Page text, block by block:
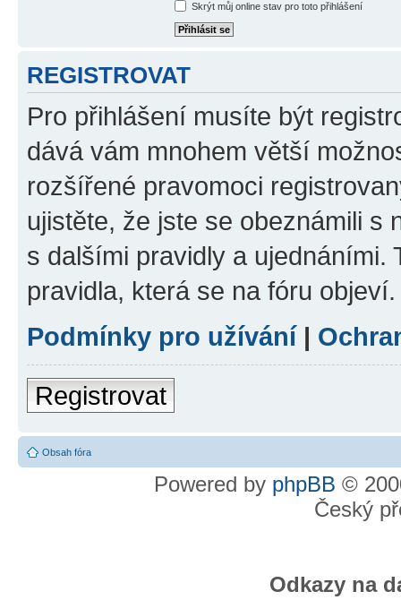
Skrýt můj online stav pro toto přihlášení
REGISTROVAT
Pro přihlášení musíte být
dává vám mnohem větší
rozšířené pravomoci
ujistěte, že jste se obeznámili s
s dalšími pravidly a ujednáními.
pravidla, která se na fóru objeví.
Podmínky pro užívání|
Registrovat
Obsah fóra
Powered by phpBB ©
Český
Odkazy na